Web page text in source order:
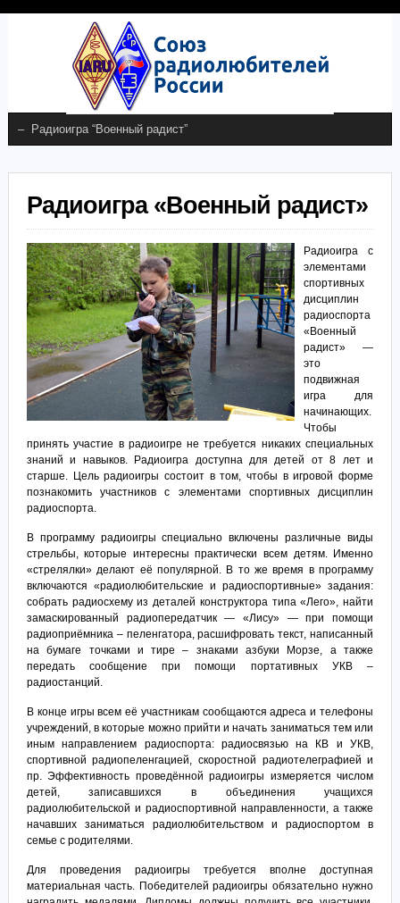
Радиоигра «Военный радист»
Радиоигра с
элементами
спортивных
дисциплин
радиоспорта
«Военный
радист» —
это
подвижная
игра для
начинающих.
Чтобы
принять участие в радиоигре не требуется никаких специальных
знаний и навыков. Радиоигра доступна для детей от 8 лет и
старше. Цель радиоигры состоит в том, чтобы в игровой форме
познакомить участников с элементами спортивных дисциплин
радиоспорта.
В программу радиоигры специально включены различные виды
стрельбы, которые интересны практически всем детям. Именно
«стрелялки» делают её популярной. В то же время в программу
включаются «радиолюбительские и радиоспортивные» задания:
собрать радиосхему из деталей конструктора типа «Лего», найти
замаскированный радиопередатчик — «Лису» — при помощи
радиоприёмника – пеленгатора, расшифровать текст, написанный
на бумаге точками и тире – знаками азбуки Морзе, а также
передать сообщение при помощи портативных УКВ –
радиостанций.
В конце игры всем её участникам сообщаются адреса и телефоны
учреждений, в которые можно прийти и начать заниматься тем или
иным направлением радиоспорта: радиосвязью на КВ и УКВ,
спортивной радиопеленгацией, скоростной радиотелеграфией и
пр. Эффективность проведённой радиоигры измеряется числом
детей, записавшихся в объединения учащихся
радиолюбительской и радиоспортивной направленности, а также
начавших заниматься радиолюбительством и радиоспортом в
семье с родителями.
Для проведения радиоигры требуется вполне доступная
материальная часть. Победителей радиоигры обязательно нужно